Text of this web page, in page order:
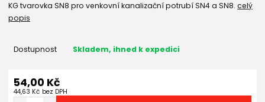
KG tvarovka SN8 pro venkovní kanalizační potrubí SN4 a SN8. celý
popis
Dostupnost Skladem, ihned k expedici
54,00 Kč
44,63 Kč bez DPH